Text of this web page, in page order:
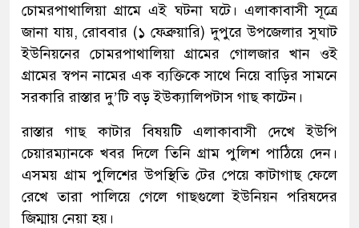
চোমরপাথালিয়া গ্রামে এই ঘটনা ঘটে। এলাকাবাসী সূত্রে
জানা যায়, রোববার (১ ফেব্রুয়ারি) দুপুরে উপজেলার সুঘাট
ইউনিয়নের চোমরপাথালিয়া গ্রামের গোলজার খান ওই
গ্রামের স্বপন নামের এক ব্যক্তিকে সাথে নিয়ে বাড়ির সামনে
সরকারি রাস্তার দু’টি বড় ইউক্যালিপটাস গাছ কাটেন।
রাস্তার গাছ কাটার বিষয়টি এলাকাবাসী দেখে ইউপি
চেয়ারম্যানকে খবর দিলে তিনি গ্রাম পুলিশ পাঠিয়ে দেন।
এসময় গ্রাম পুলিশের উপস্থিতি টের পেয়ে কাটাগাছ ফেলে
রেখে তারা পালিয়ে গেলে গাছগুলো ইউনিয়ন পরিষদের
জিম্মায় নেয়া হয়।